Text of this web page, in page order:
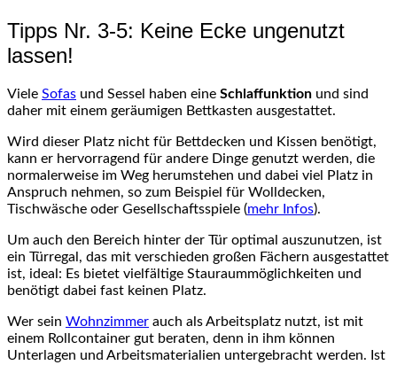
Tipps Nr. 3-5: Keine Ecke ungenutzt
lassen!
Viele Sofas und Sessel haben eine Schlaffunktion und sind
daher mit einem geräumigen Bettkasten ausgestattet.
Wird dieser Platz nicht für Bettdecken und Kissen benötigt,
kann er hervorragend für andere Dinge genutzt werden, die
normalerweise im Weg herumstehen und dabei viel Platz in
Anspruch nehmen, so zum Beispiel für Wolldecken,
Tischwäsche oder Gesellschaftsspiele (mehr Infos).
Um auch den Bereich hinter der Tür optimal auszunutzen, ist
ein Türregal, das mit verschieden großen Fächern ausgestattet
ist, ideal: Es bietet vielfältige Stauraummöglichkeiten und
benötigt dabei fast keinen Platz.
Wer sein Wohnzimmer auch als Arbeitsplatz nutzt, ist mit
einem Rollcontainer gut beraten, denn in ihm können
Unterlagen und Arbeitsmaterialien untergebracht werden. Ist